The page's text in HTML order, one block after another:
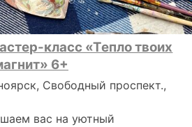
класс «Тепло твоих
6+
Свободный проспект.,
вас на уютный